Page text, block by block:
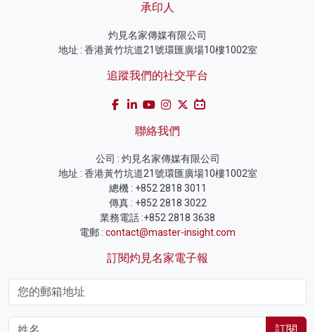
承印人
灼見名家傳媒有限公司
地址 : 香港黃竹坑道21號環匯廣場10樓1002室
追蹤我們的社交平台
聯絡我們
公司 : 灼見名家傳媒有限公司
地址 : 香港黃竹坑道21號環匯廣場10樓1002室
總機 : +852 2818 3011
傳真 : +852 2818 3022
業務電話 :+852 2818 3638
電郵 : contact@master-insight.com
訂閱灼見名家電子報